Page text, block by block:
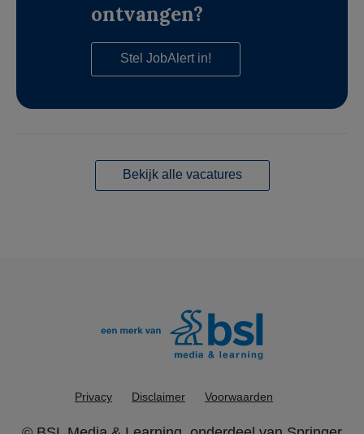
ontvangen?
Stel JobAlert in!
Bekijk alle vacatures
Privacy Disclaimer Voorwaarden